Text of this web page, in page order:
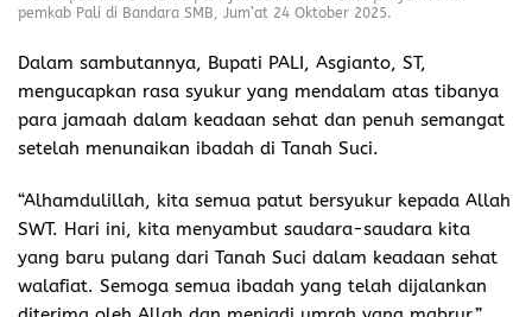
pemkab Pali di Bandara SMB, Jum’at 24 Oktober 2025.
Dalam sambutannya, Bupati PALI, Asgianto, ST,
mengucapkan rasa syukur yang mendalam atas tibanya
para jamaah dalam keadaan sehat dan penuh semangat
setelah menunaikan ibadah di Tanah Suci.
“Alhamdulillah, kita semua patut bersyukur kepada Allah
SWT. Hari ini, kita menyambut saudara-saudara kita
yang baru pulang dari Tanah Suci dalam keadaan sehat
walafiat. Semoga semua ibadah yang telah dijalankan